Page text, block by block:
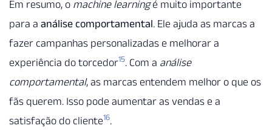
Em resumo, o machine learningé muito importante
para a análise comportamental. Ele ajuda as marcas a
fazer campanhas personalizadas e melhorar a
experiência do torcedor15. Com a análise
comportamental, as marcas entendem melhor o que os
fãs querem. Isso pode aumentar as vendas e a
satisfação do cliente16.